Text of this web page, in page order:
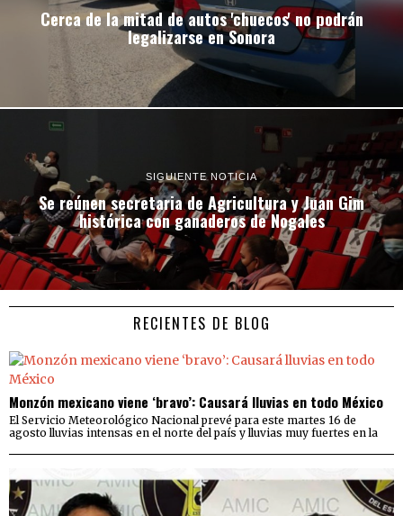
Cerca de la mitad de autos 'chuecos' no podrán
legalizarse en Sonora
SIGUIENTE NOTICIA
Se reúnen secretaria de Agricultura y Juan Gim
histórica con ganaderos de Nogales
RECIENTES DE BLOG
Monzón mexicano viene ‘bravo’: Causará lluvias en todo México
El Servicio Meteorológico Nacional prevé para este martes 16 de
agosto lluvias intensas en el norte del país y lluvias muy fuertes en la